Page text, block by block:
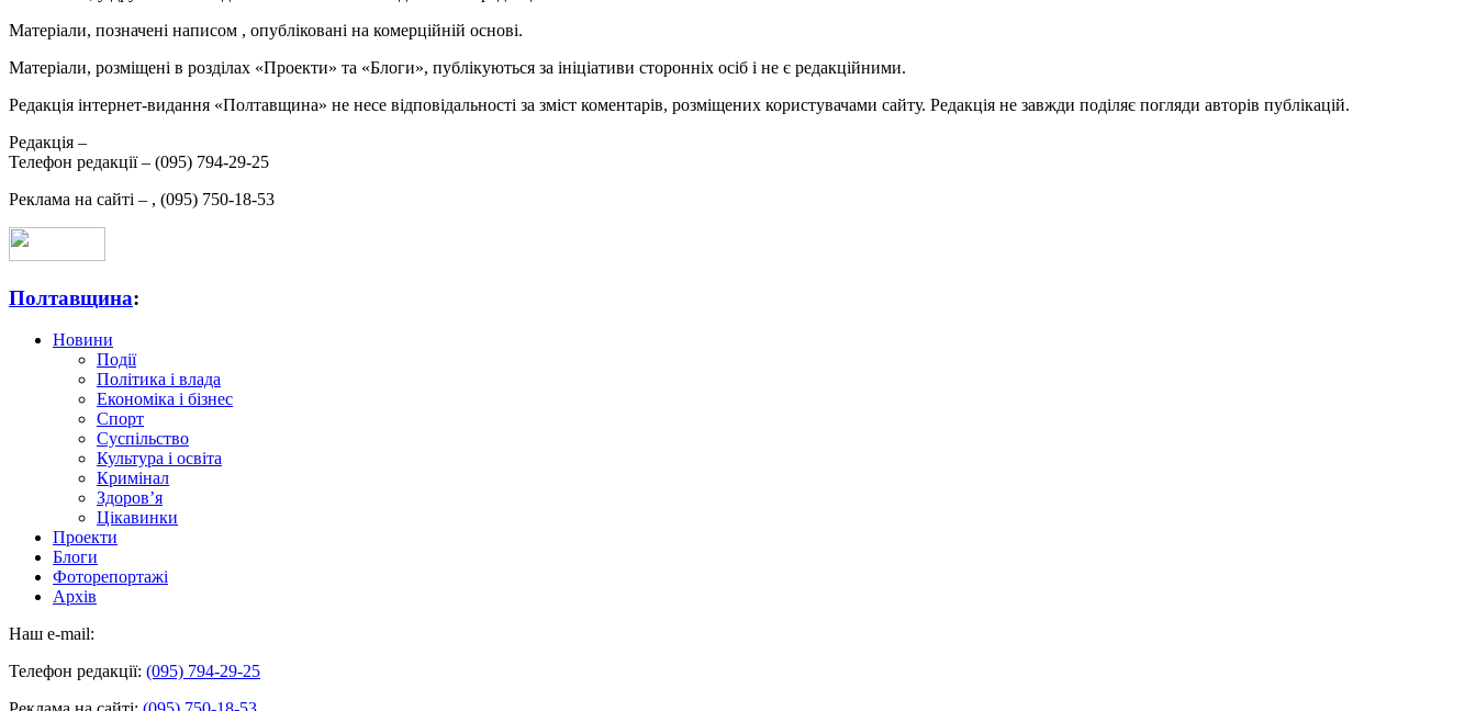
Матеріали, позначені написом , опубліковані на комерційній основі.
Матеріали, розміщені в розділах «Проекти» та «Блоги», публікуються за ініціативи сторонніх осіб і не є редакційними.
Редакція інтернет-видання «Полтавщина» не несе відповідальності за зміст коментарів, розміщених користувачами сайту. Редакція не завжди поділяє погляди авторів публікацій.
Редакція –
Телефон редакції – (095) 794-29-25
Реклама на сайті – , (095) 750-18-53
Полтавщина:
Новини
Події
Політика і влада
Економіка і бізнес
Спорт
Суспільство
Культура і освіта
Кримінал
Здоров’я
Цікавинки
Проекти
Блоги
Фоторепортажі
Архів
Наш e-mail:
Телефон редакції: (095) 794-29-25